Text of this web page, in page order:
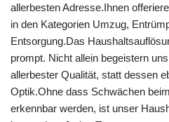
allerbesten Adresse.Ihnen
in den Kategorien Umzug,
Entsorgung.Das
prompt. Nicht allein begeistern
allerbester Qualität, statt dessen
Optik.Ohne dass Schwächen
erkennbar werden, ist unser